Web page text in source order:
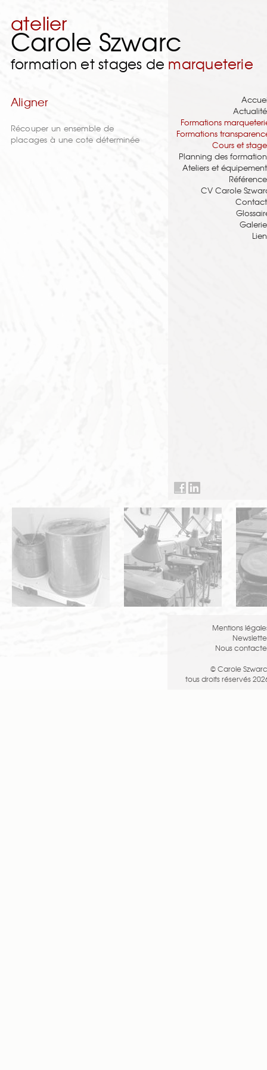
atelier
Carole Szwarc
formation et stages de marqueterie
Aligner
Récouper un ensemble de
placages à une cote déterminée
Formations
Formations
Cours et
Planning des
Ateliers et
CV Carole
Mentions
Nous
© Carole
tous droits réservés